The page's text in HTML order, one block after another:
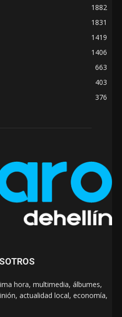
1882
1831
1419
1406
663
403
376
hora, multimedia, álbumes,
actualidad local, economía,